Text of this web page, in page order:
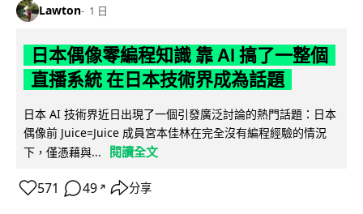
Lawton 1 日
日本偶像零編程知識 靠 AI 搞了一整個
直播系統 在日本技術界成為話題
日本 AI 技術界近日出現了一個引發廣泛討論的熱門話題：日本
偶像前 Juice=Juice 成員宮本佳林在完全沒有編程經驗的情況
下，僅憑藉與...
閱讀全文
571 49 ↗ 分享